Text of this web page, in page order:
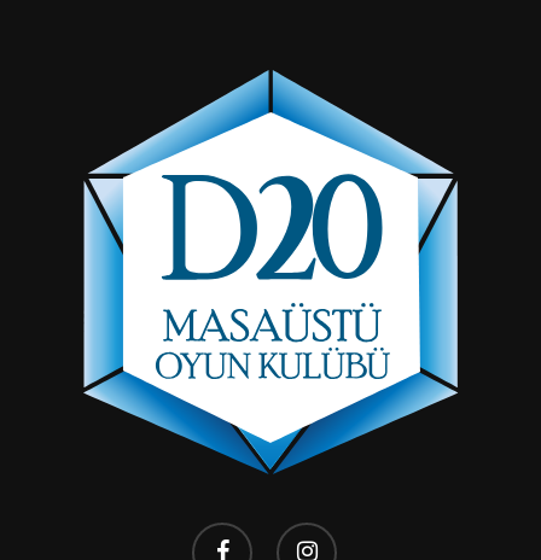
facebook instagram